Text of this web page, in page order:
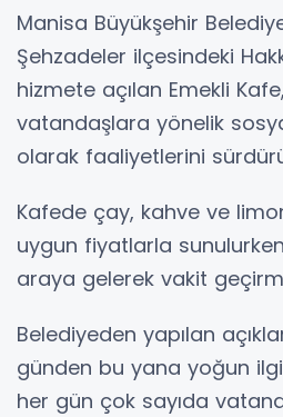
Manisa Büyükşehir
Şehzadeler ilçesindeki
hizmete açılan Emekli
vatandaşlara yönelik
olarak faaliyetlerini
Kafede çay, kahve ve
uygun fiyatlarla
araya gelerek vakit
Belediyeden yapılan
günden bu yana yoğun
her gün çok sayıda